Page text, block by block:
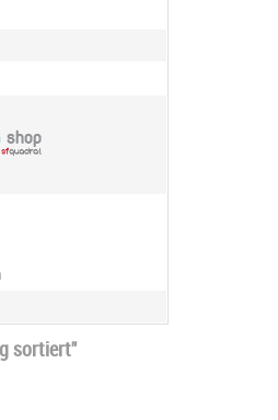
sortiert"